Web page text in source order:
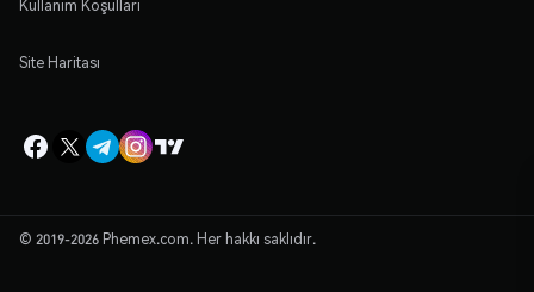
Kullanım Koşulları
Site Haritası
© 2019-2026 Phemex.com. Her hakkı saklıdır.